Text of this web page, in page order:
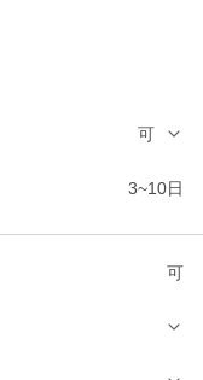
可
3~10日
可